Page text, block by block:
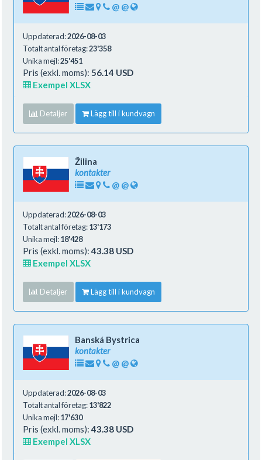
@ @
Uppdaterad:2026-08-03
Totalt antal företag:23'358
Unika mejl:25'451
Pris (exkl. moms): 56.14 USD
Exempel XLSX
Detaljer Lägg till i kundvagn
Žilina
kontakter
@ @
Uppdaterad:2026-08-03
Totalt antal företag:13'173
Unika mejl:18'428
Pris (exkl. moms):43.38 USD
Exempel XLSX
Detaljer Lägg till i kundvagn
Banská Bystrica
kontakter
@ @
Uppdaterad:2026-08-03
Totalt antal företag:13'822
Unika mejl:17'630
Pris (exkl. moms):43.38 USD
Exempel XLSX